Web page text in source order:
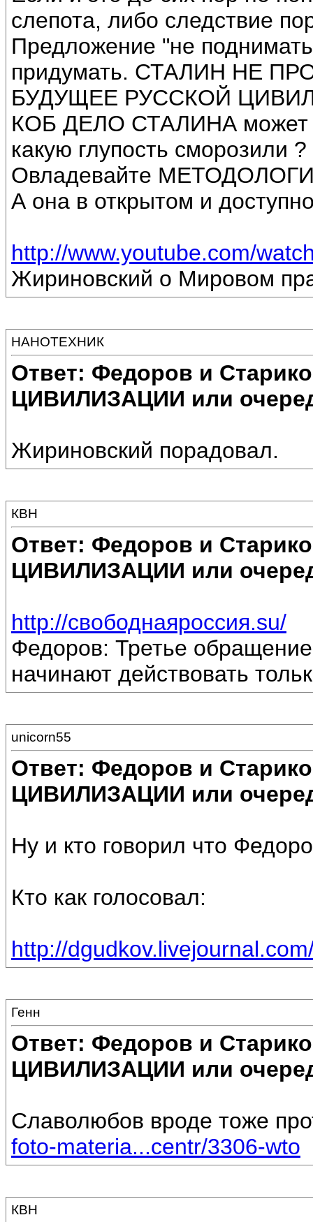
слепота, либо следствие
Предложение "не
придумать. СТАЛИН НЕ
БУДУЩЕЕ РУССКОЙ
КОБ ДЕЛО СТАЛИНА может
какую глупость сморозили
Овладевайте
А она в открытом и
http://www.youtube.com/
Жириновский о Мировом
НАНОТЕХНИК
Ответ: Федоров и
ЦИВИЛИЗАЦИИ или
Жириновский порадовал.
КВН
Ответ: Федоров и
ЦИВИЛИЗАЦИИ или
http://свободнаяроссия.su/
Федоров: Третье
начинают действовать
unicorn55
Ответ: Федоров и
ЦИВИЛИЗАЦИИ или
Ну и кто говорил что
Кто как голосовал:
http://
Генн
Ответ: Федоров и
ЦИВИЛИЗАЦИИ или
Славолюбов вроде тоже
foto-materia...centr/3306-wto
КВН